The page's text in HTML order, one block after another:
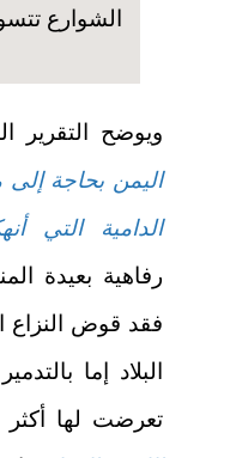
الشوارع
ويوضح التقرير
اليمن بحاجة
الدامية التي
رفاهية بعيدة
فقد قوض النزاع
البلاد إما
تعرضت لها أكثر من 2500